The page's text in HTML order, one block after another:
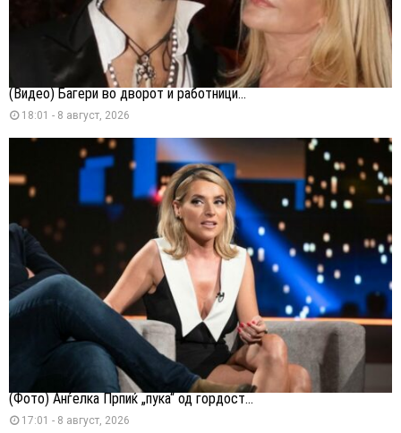
(Видео) Багери во дворот и работници...
18:01 - 8 август, 2026
(Фото) Анѓелка Прпиќ „пука“ од гордост...
17:01 - 8 август, 2026